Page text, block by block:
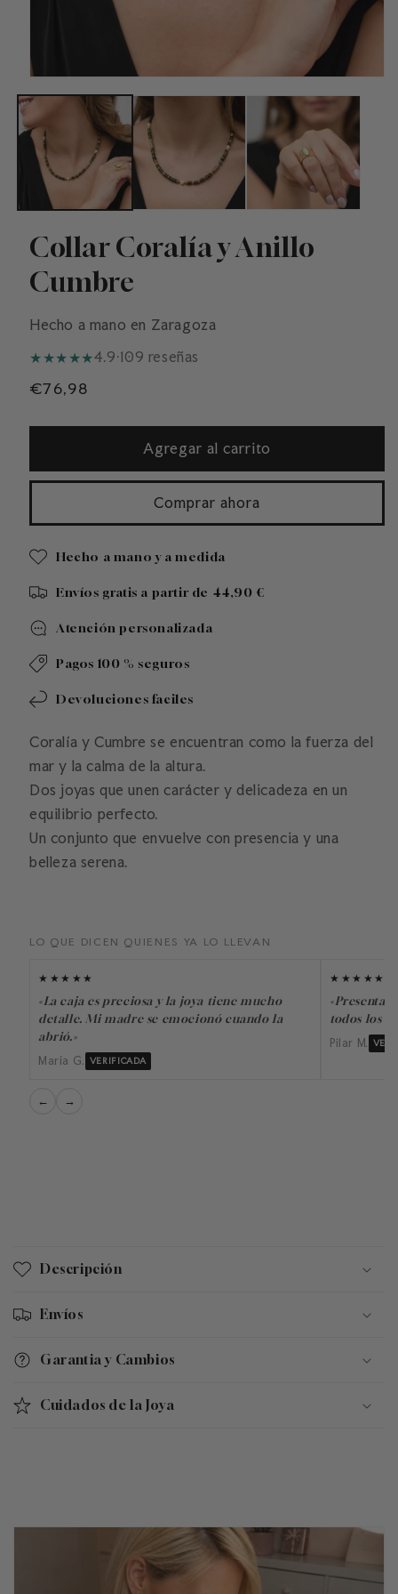
Collar Coralía y Anillo
Cumbre
Hecho a mano en Zaragoza
★★★★★4.9·109 reseñas
Precio
€76,98
Agregar al carrito
Comprar ahora
Hecho a mano y a medida
Envíos gratis a partir de 44,90 €
Atención personalizada
Pagos 100 % seguros
Devoluciones faciles
Coralía y Cumbre se encuentran como la fuerza del
mar y la calma de la altura.
Dos joyas que unen carácter y delicadeza en un
equilibrio perfecto.
Un conjunto que envuelve con presencia y una
belleza serena.
LO QUE DICEN QUIENES YA LO LLEVAN
★★★★★
«La caja es preciosa y la joya tiene mucho
detalle. Mi madre se emocionó cuando la
abrió.»
María G. VERIFICADA
★★★★★
todos los
Pilar M.
← →
o
n
t
e
n
i
d
o
l
Descripción
Envíos
Garantia y Cambios
Cuidados de la Joya